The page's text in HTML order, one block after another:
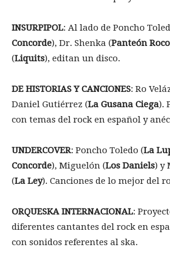
INSURPIPOL: Al lado de Poncho
Concorde), Dr. Shenka (Panteón
(Liquits), editan un disco.
DE HISTORIAS Y CANCIONES: Ro
Daniel Gutiérrez (La Gusana Ciega).
con temas del rock en español y
UNDERCOVER: Poncho Toledo (La
Concorde), Miguelón (Los Daniels) y
(La Ley). Canciones de lo mejor del
ORQUESKA INTERNACIONAL:
diferentes cantantes del rock en
con sonidos referentes al ska.